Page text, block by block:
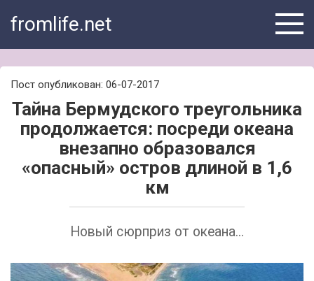
fromlife.net
Пост опубликован: 06-07-2017
Тайна Бермудского треугольника
продолжается: посреди океана
внезапно образовался
«опасный» остров длиной в 1,6
км
Новый сюрприз от океана...